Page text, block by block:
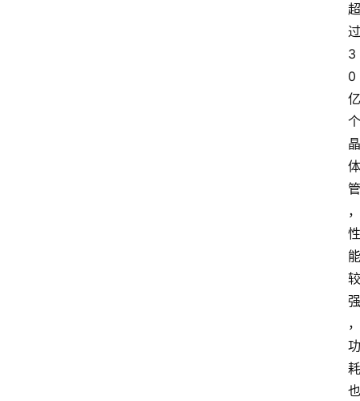
超
过
3
0
亿
个
晶
体
管
，
性
能
较
强
，
功
耗
也